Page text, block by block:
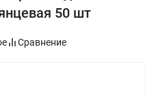
50 шт
Сравнение